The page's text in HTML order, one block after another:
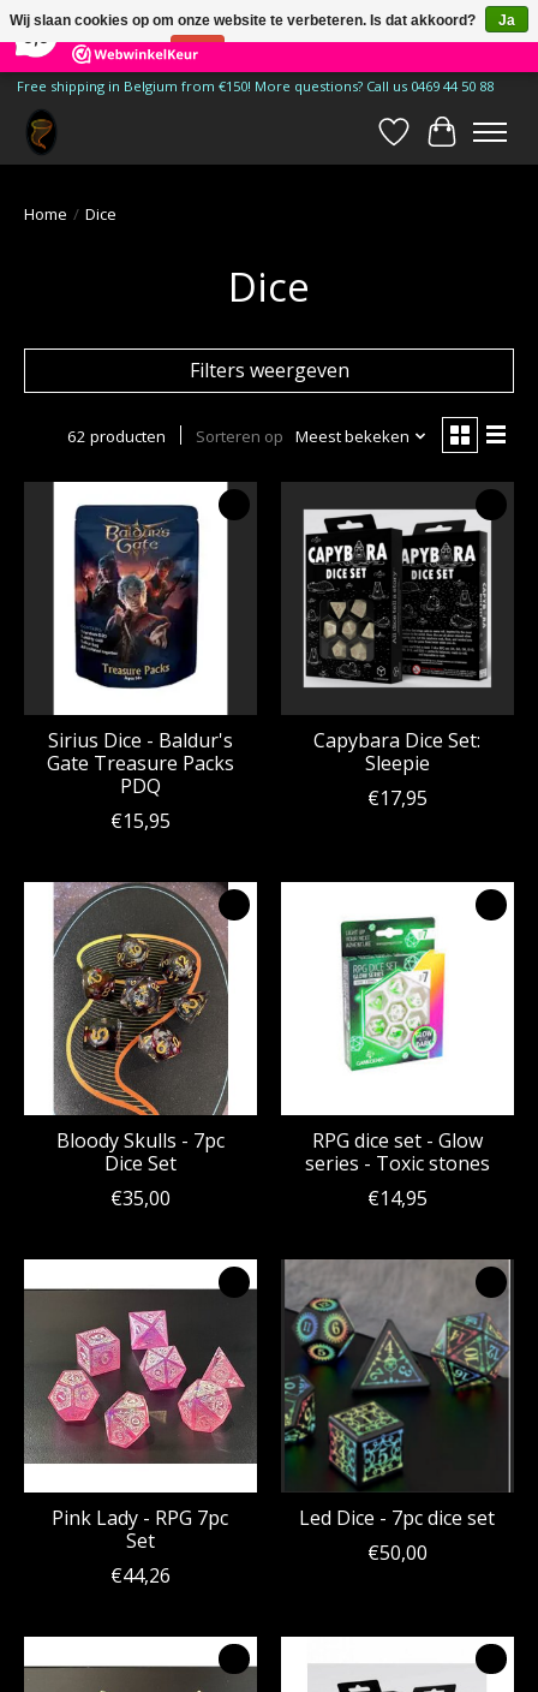
185 Reviews ×
Free shipping in Belgium from €150! More questions? Call us 0469 44 50 88
Verlanglijst
Home / Dice
Dice
Filters weergeven
62 producten Sorteren op Meest bekeken
Sirius Dice - Baldur's
Gate Treasure Packs
PDQ
€15,95
Capybara Dice Set:
Sleepie
€17,95
Bloody Skulls - 7pc
Dice Set
€35,00
RPG dice set - Glow
series - Toxic stones
€14,95
Pink Lady - RPG 7pc
Set
€44,26
Led Dice - 7pc dice set
€50,00
Wij slaan cookies op om onze website te verbeteren. Is dat akkoord?
Ja
Nee